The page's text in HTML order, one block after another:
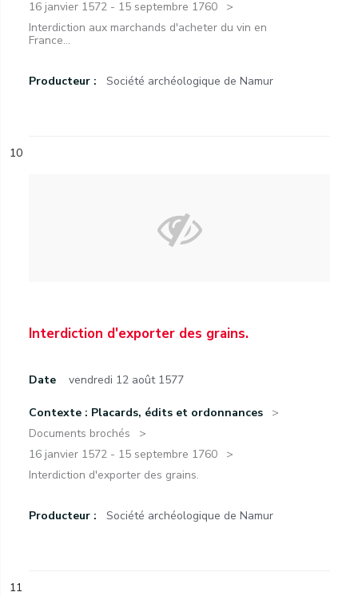
16 janvier 1572 - 15 septembre 1760
Interdiction aux marchands d'acheter du vin en
France...
Producteur : Société archéologique de Namur
10
Interdiction d'exporter des grains.
Date vendredi 12 août 1577
Contexte : Placards, édits et ordonnances
Documents brochés
16 janvier 1572 - 15 septembre 1760
Interdiction d'exporter des grains.
Producteur : Société archéologique de Namur
11